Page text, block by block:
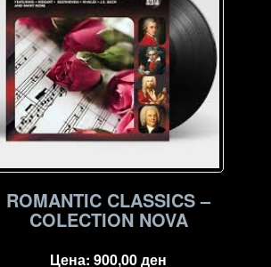
ROMANTIC CLASSICS –
COLECTION NOVA
Цена:900,00ден